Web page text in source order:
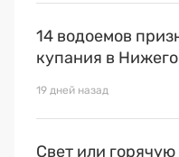
14 водоемов
купания в
19 дней назад
Свет или